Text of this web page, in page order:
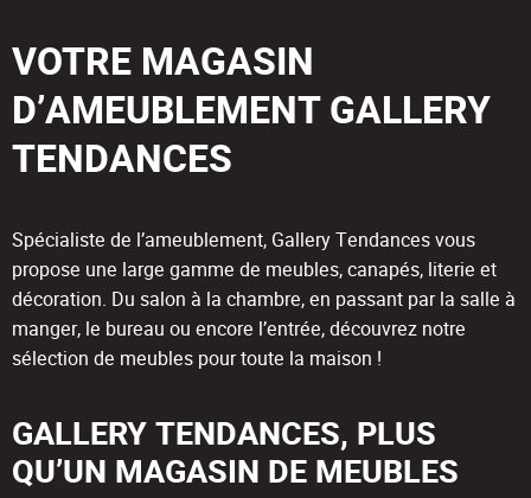
VOTRE MAGASIN
D’AMEUBLEMENT GALLERY
TENDANCES
Spécialiste de l’ameublement, Gallery Tendances vous
propose une large gamme de meubles, canapés, literie et
décoration. Du salon à la chambre, en passant par la salle à
manger, le bureau ou encore l’entrée, découvrez notre
sélection de meubles pour toute la maison !
GALLERY TENDANCES, PLUS
QU’UN MAGASIN DE MEUBLES